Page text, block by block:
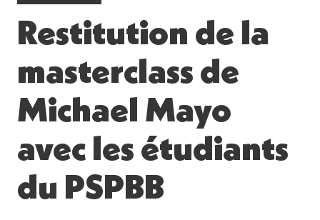
Restitution de la
masterclass de
Michael Mayo
avec les étudiants
du PSPBB